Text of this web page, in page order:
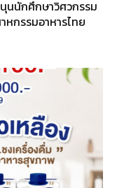
นักศึกษาวิศวกรรม
กรรมอาหารไทย